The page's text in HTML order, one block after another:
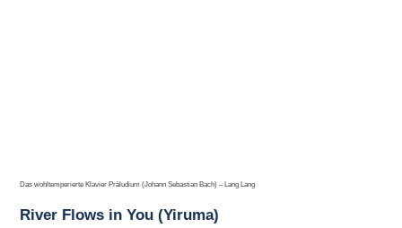
Das wohltemperierte Klavier Präludium (Johann Sebastian Bach) – Lang Lang
River Flows in You (Yiruma)